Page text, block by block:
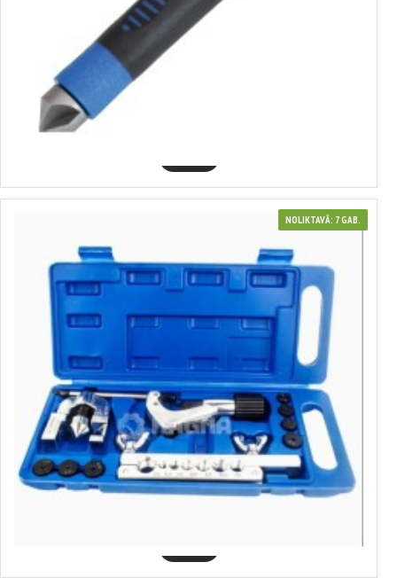
Bremžu caurules pagarinātājs O3 - 12MM, Asta
NOLIKTAVĀ: 7 GAB.
7700050
Bremžu caurulīšu komplekts, 5, 6, 8, 10, 12, 14, 16 mm, MAGMA,
MG51245